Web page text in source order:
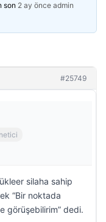
son 2 ay önce admin
#25749
silaha sahip
“Bir noktada
görüşebilirim” dedi.